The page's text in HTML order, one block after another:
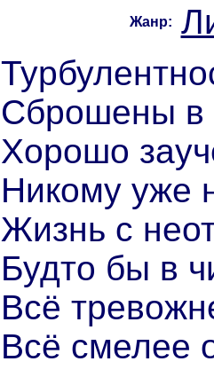
Жанр:
Сброшены в
Хорошо
Никому уже
Жизнь с
Будто бы в
Всё
Всё смелее